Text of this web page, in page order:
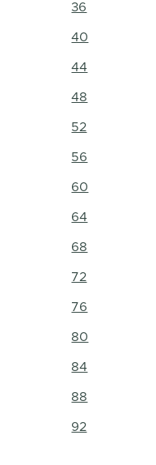
36
40
44
48
52
56
60
64
68
72
76
80
84
88
92